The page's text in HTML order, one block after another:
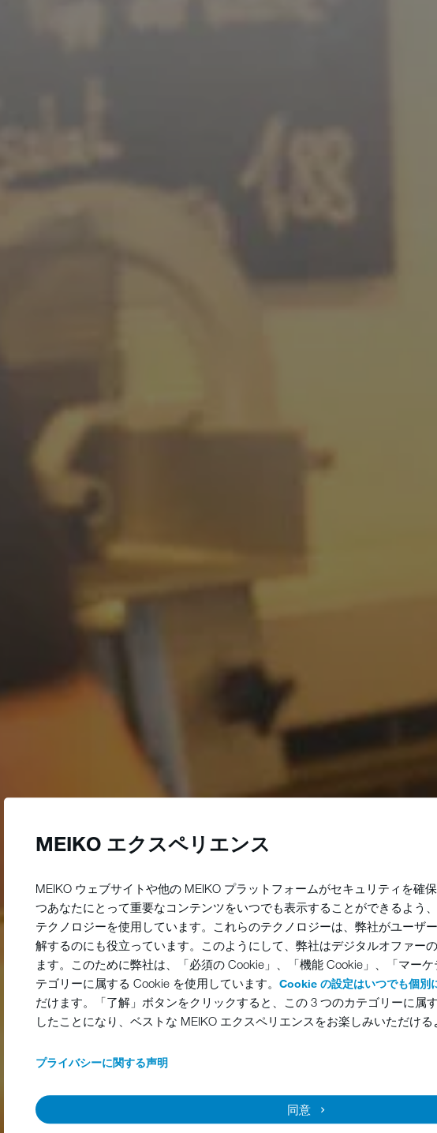
MEIKO エクスペリエンス
MEIKO ウェブサイトや他の MEIKO プラットフォームがセキュリティを確
つあなたにとって重要なコンテンツをいつでも表示することができるよう
テクノロジーを使用しています。これらのテクノロジーは、弊社がユーザ
解するのにも役立っています。このようにして、弊社はデジタルオファー
ます。このために弊社は、「必須の Cookie」、「機能 Cookie」、「マー
テゴリーに属する Cookie を使用しています。 Cookie の設定はいつでも個別
だけます。「了解」ボタンをクリックすると、この 3 つのカテゴリーに属
したことになり、ベストな MEIKO エクスペリエンスをお楽しみいただける
プライバシーに関する声明
同意